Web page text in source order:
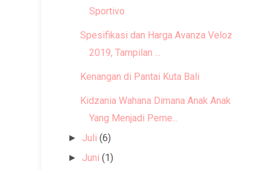
Sportivo
Spesifikasi dan Harga Avanza Veloz
2019, Tampilan ...
Kenangan di Pantai Kuta Bali
Kidzania Wahana Dimana Anak Anak
Yang Menjadi Peme...
► Juli (6)
► Juni (1)